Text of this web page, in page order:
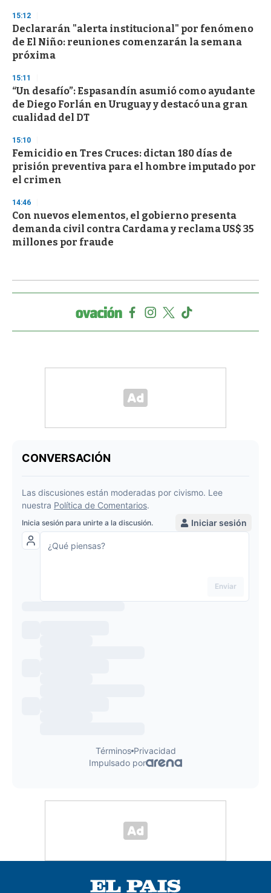
15:12
Declararán "alerta institucional" por fenómeno
de El Niño: reuniones comenzarán la semana
próxima
15:11
“Un desafío”: Espasandín asumió como ayudante
de Diego Forlán en Uruguay y destacó una gran
cualidad del DT
15:10
Femicidio en Tres Cruces: dictan 180 días de
prisión preventiva para el hombre imputado por
el crimen
14:46
Con nuevos elementos, el gobierno presenta
demanda civil contra Cardama y reclama US$ 35
millones por fraude